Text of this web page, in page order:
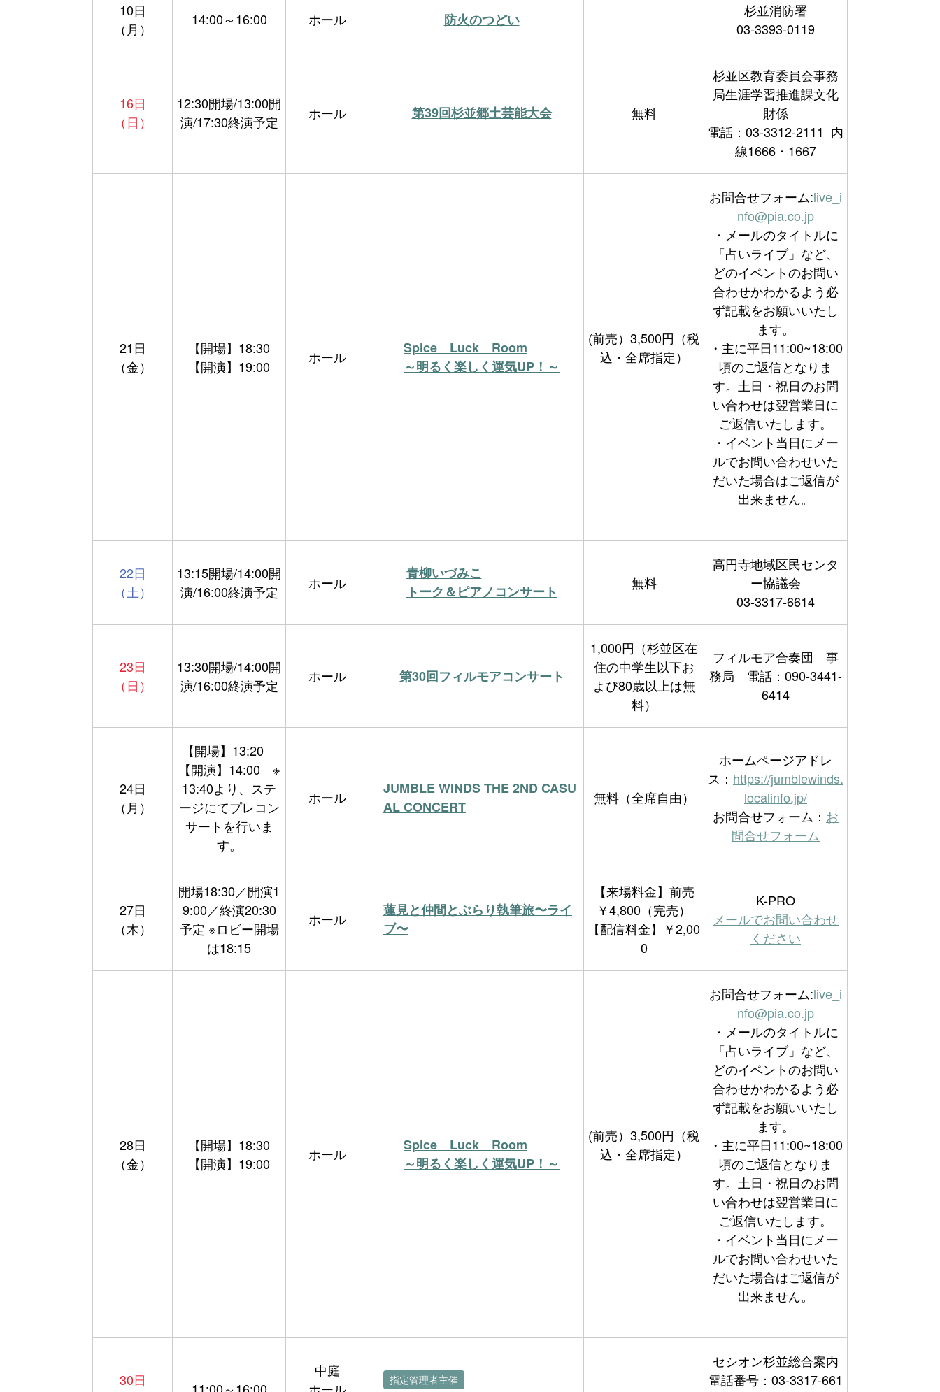
10日
（月）
14:00～16:00 ホール 防火のつどい
杉並消防署
03-3393-0119
16日
（日）
12:30開場/13:00開
演/17:30終演予定
ホール 第39回杉並郷土芸能大会 無料
杉並区教育委員会事務
局生涯学習推進課文化
財係
電話：03-3312-2111 内
線1666・1667
21日
（金）
【開場】18:30
【開演】19:00
ホール
Spice Luck Room
～明るく楽しく運気UP！～
(前売）3,500円（税
込・全席指定）
お問合せフォーム:live_i
nfo@pia.co.jp
・メールのタイトルに
「占いライブ」など、
どのイベントのお問い
合わせかわかるよう必
ず記載をお願いいたし
ます。
・主に平日11:00~18:00
頃のご返信となりま
す。土日・祝日のお問
い合わせは翌営業日に
ご返信いたします。
・イベント当日にメー
ルでお問い合わせいた
だいた場合はご返信が
出来ません。
22日
（土）
13:15開場/14:00開
演/16:00終演予定
ホール
青柳いづみこ
トーク＆ピアノコンサート
無料
高円寺地域区民センタ
ー協議会
03-3317-6614
23日
（日）
13:30開場/14:00開
演/16:00終演予定
ホール 第30回フィルモアコンサート
1,000円（杉並区在
住の中学生以下お
よび80歳以上は無
料）
フィルモア合奏団 事
務局 電話：090-3441-
6414
24日
（月）
【開場】13:20
【開演】14:00 ※
13:40より、ステ
ージにてプレコン
サートを行いま
す。
ホール
JUMBLE WINDS THE 2ND CASU
AL CONCERT
無料（全席自由）
ホームページアドレ
ス： https://jumblewinds.
localinfo.jp/
お問合せフォーム： お
問合せフォーム
27日
（木）
開場18:30／開演1
9:00／終演20:30
予定 ※ロビー開場
は18:15
ホール
蓮見と仲間とぶらり執筆旅〜ライ
ブ〜
【来場料金】前売
￥4,800（完売）
【配信料金】￥2,00
0
K-PRO
メールでお問い合わせ
ください
28日
（金）
【開場】18:30
【開演】19:00
ホール
Spice Luck Room
～明るく楽しく運気UP！～
(前売）3,500円（税
込・全席指定）
お問合せフォーム:live_i
nfo@pia.co.jp
・メールのタイトルに
「占いライブ」など、
どのイベントのお問い
合わせかわかるよう必
ず記載をお願いいたし
ます。
・主に平日11:00~18:00
頃のご返信となりま
す。土日・祝日のお問
い合わせは翌営業日に
ご返信いたします。
・イベント当日にメー
ルでお問い合わせいた
だいた場合はご返信が
出来ません。
30日
中庭
指定管理者主催
セシオン杉並総合案内
電話番号：03-3317-661